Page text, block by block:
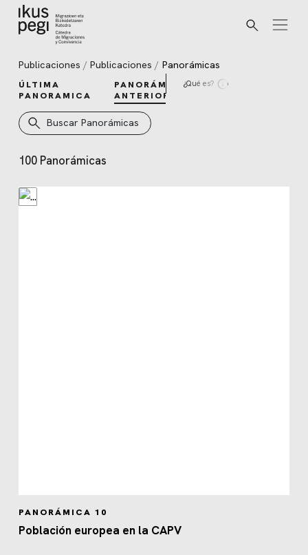
Ir directamente al contenido
Buscar
Publicaciones Publicaciones Panorámicas
ÚLTIMA
PANORAMICA
PANORÁMICAS
ANTERIORES
¿Qué es?
Buscar Panorámicas
100 Panorámicas
Panorámicas
PANORÁMICA 10
Población europea en la CAPV